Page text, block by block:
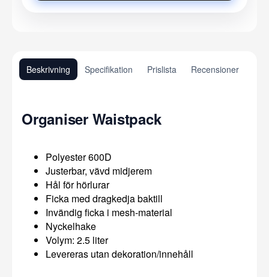
Beskrivning Specifikation Prislista Recensioner
Organiser Waistpack
Polyester 600D
Justerbar, vävd midjerem
Hål för hörlurar
Ficka med dragkedja baktill
Invändig ficka i mesh-material
Nyckelhake
Volym: 2.5 liter
Levereras utan dekoration/innehåll